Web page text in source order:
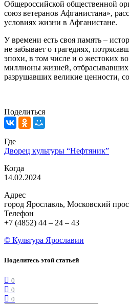
Общероссийской общественной
союз ветеранов Афганистана»,
условиях жизни в Афганистане.
У времени есть своя память –
не забывает о трагедиях,
эпохи, в том числе и о жестоких
миллионы жизней, отбрасывавших
разрушавших великие ценности,
Поделиться
Где
Дворец культуры “Нефтяник”
Когда
14.02.2024
Адрес
город Ярославль, Московский
Телефон
+7 (4852) 44 – 24 – 43
© Культура Ярославии
Поделитесь этой статьей
0
0
0